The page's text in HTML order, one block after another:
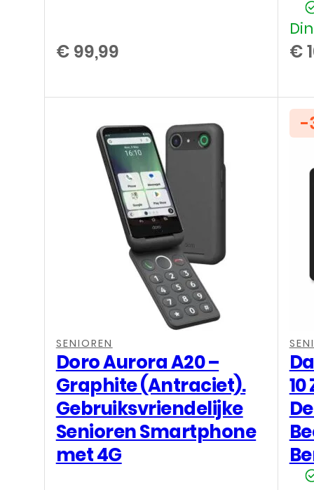
€ 99,99 €
SENIOREN
Doro Aurora A20 –
Graphite (Antraciet).
Gebruiksvriendelijke
Senioren Smartphone
met 4G
-